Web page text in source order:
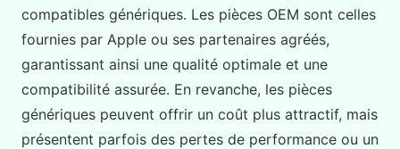
compatibles génériques. Les pièces OEM sont celles
fournies par Apple ou ses partenaires agréés,
garantissant ainsi une qualité optimale et une
compatibilité assurée. En revanche, les pièces
génériques peuvent offrir un coût plus attractif, mais
présentent parfois des pertes de performance ou un